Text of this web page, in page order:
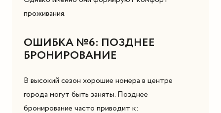
проживания.
ОШИБКА №6: ПОЗДНЕЕ
БРОНИРОВАНИЕ
В высокий сезон хорошие номера в центре
города могут быть заняты. Позднее
бронирование часто приводит к: